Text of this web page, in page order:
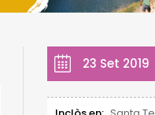
23 Set 2019